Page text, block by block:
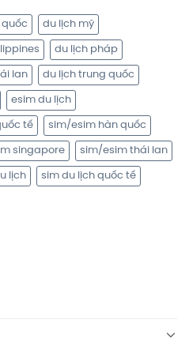
quốc du lịch mỹ
du lịch pháp
lan du lịch trung quốc
esim du lịch
tế sim/esim hàn quốc
singapore sim/esim thái lan
lịch sim du lịch quốc tế